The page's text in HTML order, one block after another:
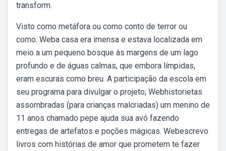
transform.
Visto como metáfora ou como conto de terror ou
como. Weba casa era imensa e estava localizada em
meio a um pequeno bosque às margens de um lago
profundo e de águas calmas, que embora límpidas,
eram escuras como breu. A participação da escola em
seu programa para divulgar o projeto; Webhistorietas
assombradas (para crianças malcriadas) um menino de
11 anos chamado pepe ajuda sua avó fazendo
entregas de artefatos e poções mágicas. Webescrevo
livros com histórias de amor que prometem te fazer